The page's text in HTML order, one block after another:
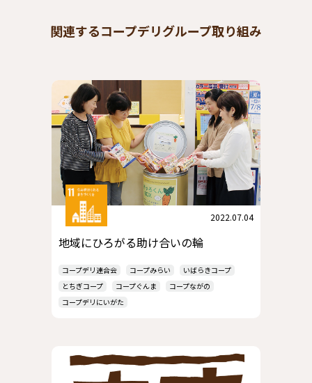
関連するコープデリグループ取り組み
2022.07.04
地域にひろがる助け合いの輪
コープデリ連合会 コープみらい
いばらきコープ
とちぎコープ
コープぐんま
コープながの
コープデリにいがた